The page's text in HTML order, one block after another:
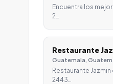
Encuentra los
2…
Restaurante
Guatemala,
Restaurante
2443…